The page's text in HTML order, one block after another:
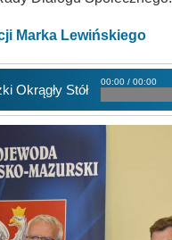
Marka Lewińskiego
Okrągły Stół Edukacyjny
00:00 / 00:00